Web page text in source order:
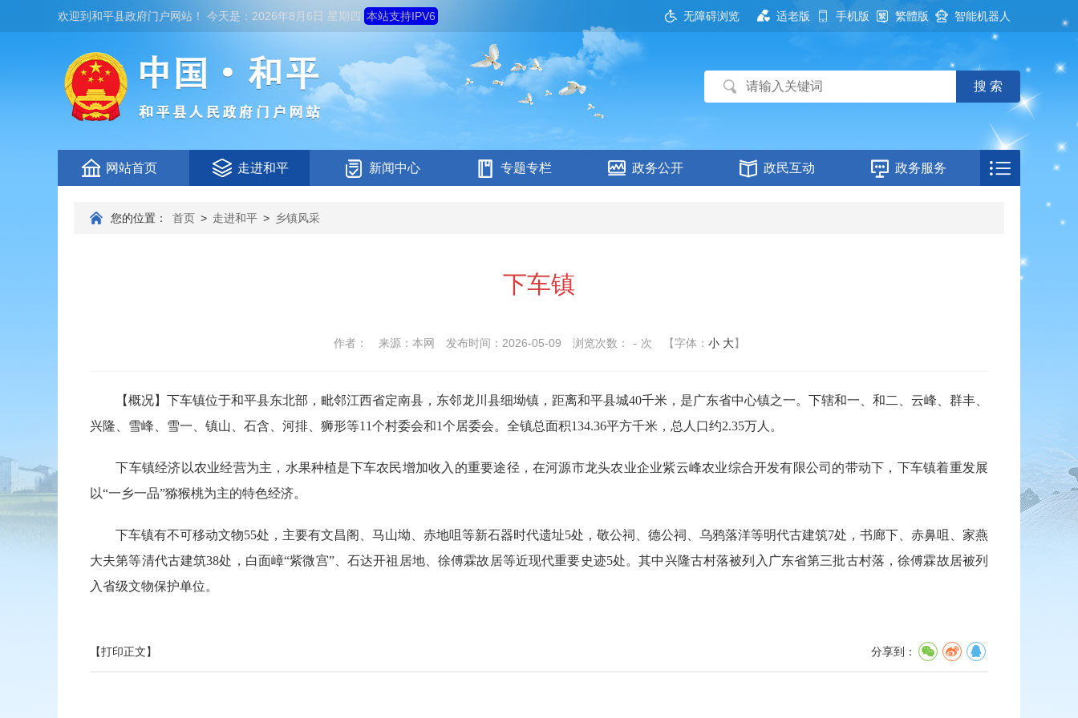
欢迎到和平县政府门户网站 ！ 今天是： 2026年8月6日 星期四 本站支持IPV6 无障碍浏览 适老版 手机版 繁體版 智能机器人
网站首页 走进和平 新闻中心 专题专栏 政务公开 政民互动 政务服务
您的位置： 首页 > 走进和平 > 乡镇风采
下车镇
作者： 来源：本网 发布时间：2026-05-09 浏览次数： - 次 【字体： 小 大】
【概况】下车镇位于和平县东北部，毗邻江西省定南县，东邻龙川县细坳镇，距离和平县城40千米，是广东省中心镇之一。下辖和一、和二、云峰、群丰、
兴隆、雪峰、雪一、镇山、石含、河排、狮形等11个村委会和1个居委会。全镇总面积134.36平方千米，总人口约2.35万人。
下车镇经济以农业经营为主，水果种植是下车农民增加收入的重要途径，在河源市龙头农业企业紫云峰农业综合开发有限公司的带动下，下车镇着重发展
以“一乡一品”猕猴桃为主的特色经济。
下车镇有不可移动文物55处，主要有文昌阁、马山坳、赤地咀等新石器时代遗址5处，敬公祠、德公祠、乌鸦落洋等明代古建筑7处，书廊下、赤鼻咀、家燕
大夫第等清代古建筑38处，白面嶂“紫微宫”、石达开祖居地、徐傅霖故居等近现代重要史迹5处。其中兴隆古村落被列入广东省第三批古村落，徐傅霖故居被列
入省级文物保护单位。
分享到：
【打印正文】